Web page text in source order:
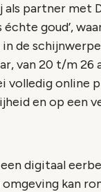
als partner met
échte goud’,
de
van 20 t/m
volledig online
en op een
digitaal
omgeving kan